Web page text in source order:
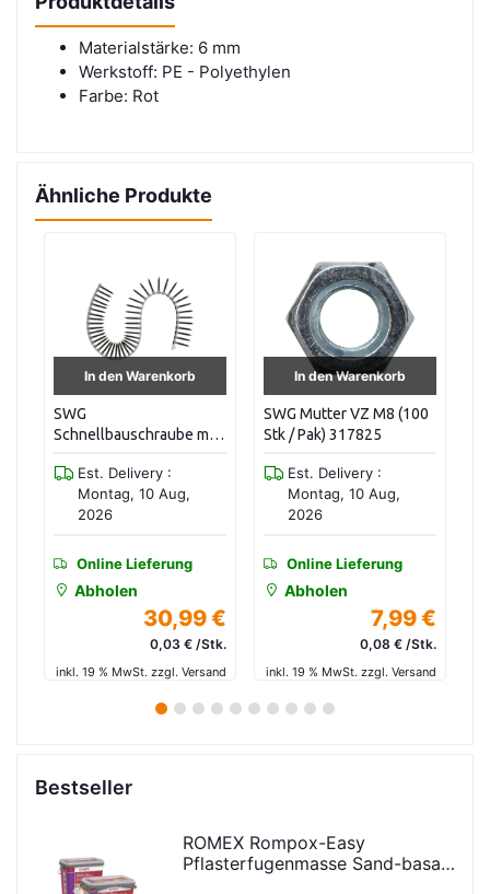
Materialstärke: 6 mm
Werkstoff: PE - Polyethylen
Farbe: Rot
Ähnliche Produkte
In den Warenkorb
SWG
Schnellbauschraube mit
x 35, phosphatiert (1000
Stk./Pak) 18973553510
Est. Delivery :
Montag, 10 Aug,
2026
Online Lieferung
Abholen
30,99 €
0,03 € /Stk.
inkl. 19 % MwSt. zzgl. Versand
In den Warenkorb
SWG Mutter VZ M8 (100
Stk / Pak) 317825
Est. Delivery :
Montag, 10 Aug,
2026
Online Lieferung
Abholen
7,99 €
0,08 € /Stk.
inkl. 19 % MwSt. zzgl. Versand
1 2 3 4 5 6 7 8 9 10
Bestseller
ROMEX Rompox-Easy
Pflasterfugenmasse Sand-basalt